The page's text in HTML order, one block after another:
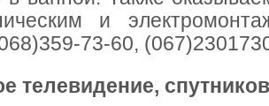
и
73-60,
телевидение,